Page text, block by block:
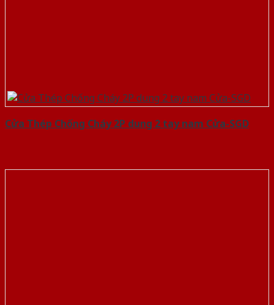
Cửa Thép Chống Cháy 2P dung 2 tay nam Cửa-SGD